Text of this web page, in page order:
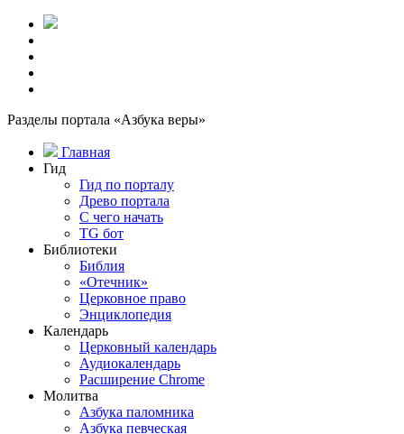
Разделы портала «Азбука веры»
Главная
Гид
Гид по порталу
Древо портала
С чего начать
TG бот
Библиотеки
Библия
«Отечник»
Церковное право
Энциклопедия
Календарь
Церковный календарь
Аудиокалендарь
Расширение Chrome
Молитва
Азбука паломника
Азбука певческая